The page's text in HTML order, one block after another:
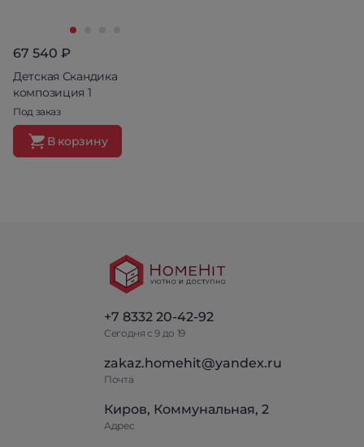
67 540 ₽
Детская Скандика
композиция 1
Под заказ
В корзину
+7 8332 20-42-92
Сегодня с 9 до 19
zakaz.homehit@yandex.ru
Почта
Киров, Коммунальная, 2
Адрес